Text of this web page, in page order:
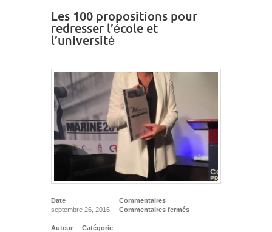
Les 100 propositions pour
redresser l’école et
l’université
Date
septembre 26, 2016
Commentaires
Commentaires fermés
Auteur
Catégorie